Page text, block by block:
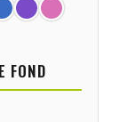
FOND